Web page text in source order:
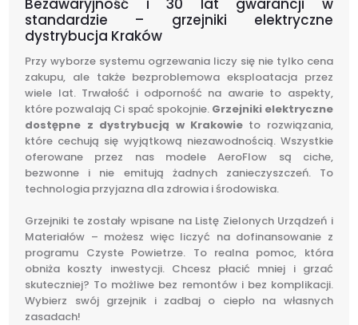
Bezawaryjność i 30 lat gwarancji w
standardzie – grzejniki elektryczne
dystrybucja Kraków
Przy wyborze systemu ogrzewania liczy się nie tylko cena
zakupu, ale także bezproblemowa eksploatacja przez
wiele lat. Trwałość i odporność na awarie to aspekty,
które pozwalają Ci spać spokojnie. Grzejniki elektryczne
dostępne z dystrybucją w Krakowieto rozwiązania,
które cechują się wyjątkową niezawodnością. Wszystkie
oferowane przez nas modele AeroFlow są ciche,
bezwonne i nie emitują żadnych zanieczyszczeń. To
technologia przyjazna dla zdrowia i środowiska.
Grzejniki te zostały wpisane na Listę Zielonych Urządzeń i
Materiałów – możesz więc liczyć na dofinansowanie z
programu Czyste Powietrze. To realna pomoc, która
obniża koszty inwestycji. Chcesz płacić mniej i grzać
skuteczniej? To możliwe bez remontów i bez komplikacji.
Wybierz swój grzejnik i zadbaj o ciepło na własnych
zasadach!